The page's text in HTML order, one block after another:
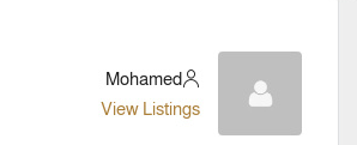
Mohamed
View Listings